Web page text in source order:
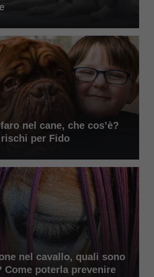
nel cane, che cos’è?
per Fido
nel cavallo, quali sono
Come poterla prevenire